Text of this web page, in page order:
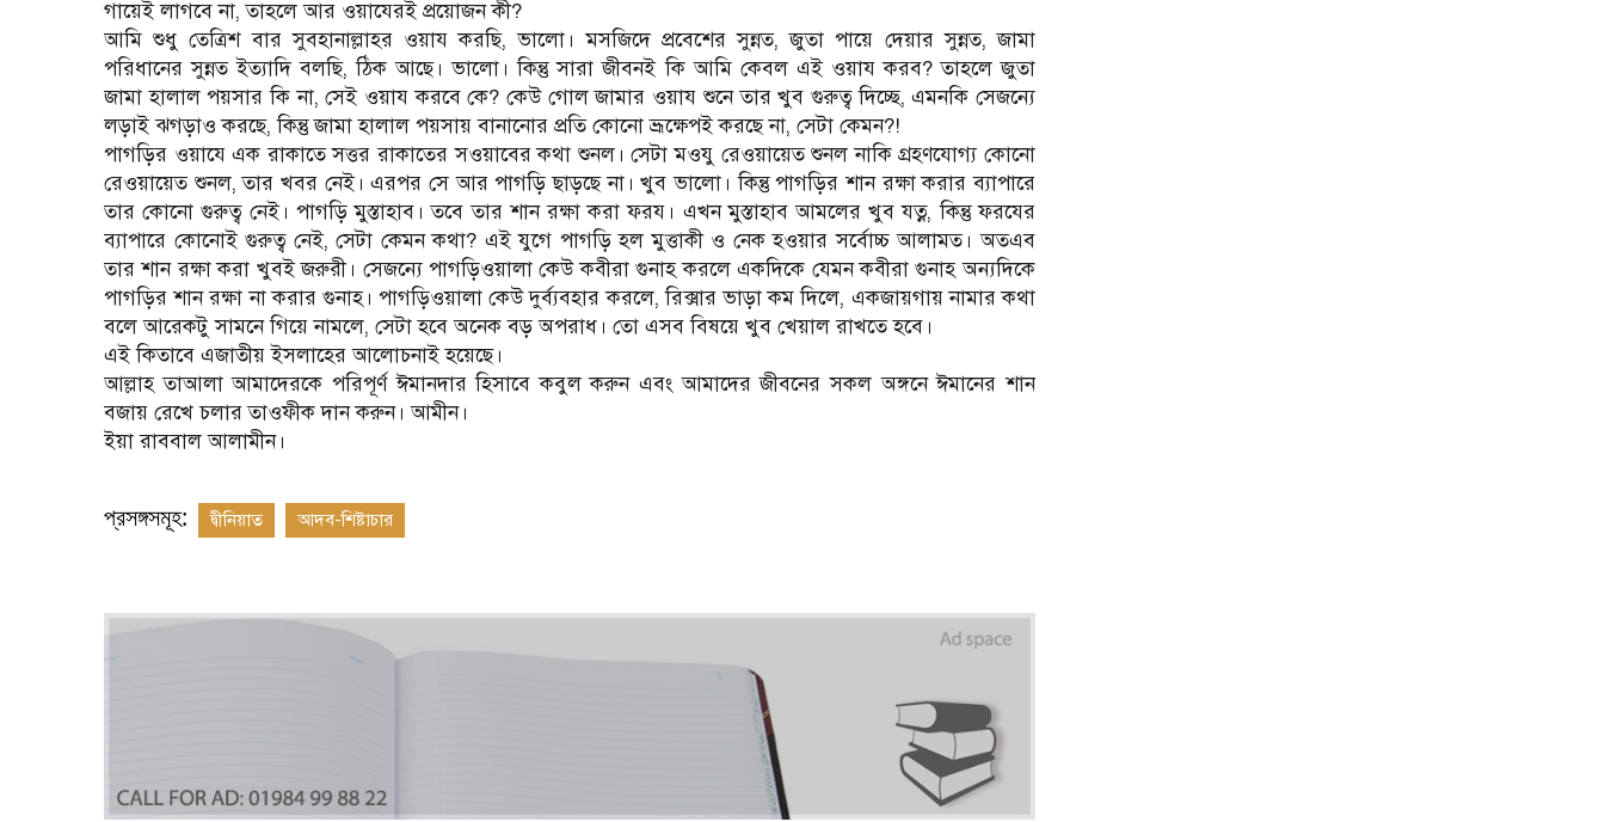
গায়েই লাগবে না, তাহলে আর ওয়াযেরই প্রয়োজন কী?
আমি শুধু তেত্রিশ বার সুবহানাল্লাহর ওয়ায করছি, ভালো। মসজিদে প্রবেশের সুন্নত, জুতা পায়ে দেয়ার সুন্নত, জামা
পরিধানের সুন্নত ইত্যাদি বলছি, ঠিক আছে। ভালো। কিন্তু সারা জীবনই কি আমি কেবল এই ওয়ায করব? তাহলে জুতা
জামা হালাল পয়সার কি না, সেই ওয়ায করবে কে? কেউ গোল জামার ওয়ায শুনে তার খুব গুরুত্ব দিচ্ছে, এমনকি সেজন্যে
লড়াই ঝগড়াও করছে, কিন্তু জামা হালাল পয়সায় বানানোর প্রতি কোনো ভ্রূক্ষেপই করছে না, সেটা কেমন?!
পাগড়ির ওয়াযে এক রাকাতে সত্তর রাকাতের সওয়াবের কথা শুনল। সেটা মওযু রেওয়ায়েত শুনল নাকি গ্রহণযোগ্য কোনো
রেওয়ায়েত শুনল, তার খবর নেই। এরপর সে আর পাগড়ি ছাড়ছে না। খুব ভালো। কিন্তু পাগড়ির শান রক্ষা করার ব্যাপারে
তার কোনো গুরুত্ব নেই। পাগড়ি মুস্তাহাব। তবে তার শান রক্ষা করা ফরয। এখন মুস্তাহাব আমলের খুব যত্ন, কিন্তু ফরযের
ব্যাপারে কোনোই গুরুত্ব নেই, সেটা কেমন কথা? এই যুগে পাগড়ি হল মুত্তাকী ও নেক হওয়ার সর্বোচ্চ আলামত। অতএব
তার শান রক্ষা করা খুবই জরুরী। সেজন্যে পাগড়িওয়ালা কেউ কবীরা গুনাহ করলে একদিকে যেমন কবীরা গুনাহ অন্যদিকে
পাগড়ির শান রক্ষা না করার গুনাহ। পাগড়িওয়ালা কেউ দুর্ব্যবহার করলে, রিক্সার ভাড়া কম দিলে, একজায়গায় নামার কথা
বলে আরেকটু সামনে গিয়ে নামলে, সেটা হবে অনেক বড় অপরাধ। তো এসব বিষয়ে খুব খেয়াল রাখতে হবে।
এই কিতাবে এজাতীয় ইসলাহের আলোচনাই হয়েছে।
আল্লাহ তাআলা আমাদেরকে পরিপূর্ণ ঈমানদার হিসাবে কবুল করুন এবং আমাদের জীবনের সকল অঙ্গনে ঈমানের শান
বজায় রেখে চলার তাওফীক দান করুন। আমীন।
ইয়া রাববাল আলামীন।
প্রসঙ্গসমূহ: দ্বীনিয়াত আদব-শিষ্টাচার